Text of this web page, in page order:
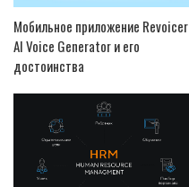
Мобильное приложение Revoicer
AI Voice Generator и его
достоинства